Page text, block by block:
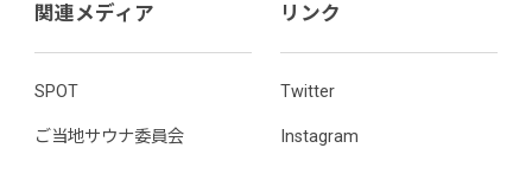
関連メディア
SPOT
ご当地サウナ委員会
リンク
Twitter
Instagram